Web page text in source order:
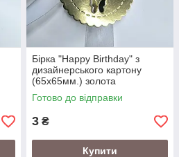
Бірка "Happy Birthday" з
дизайнерського картону
(65х65мм.) золота
Готово до відправки
3 ₴
Купити